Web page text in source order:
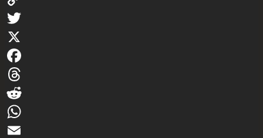
Copy
Link
Twitter
X
Facebook
Threads
Reddit
WhatsApp